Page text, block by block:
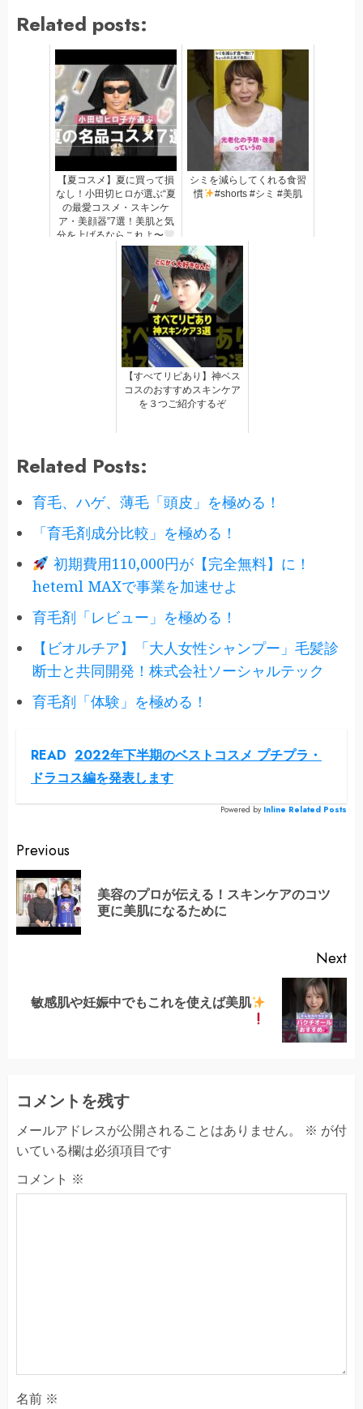
Related posts:
【夏コスメ】夏に買って損
なし！小田切ヒロが選ぶ“夏
の最愛コスメ・スキンケ
ア・美顔器”7選！美肌と気
分を上げるならこれよ〜
シミを減らしてくれる食習
慣
#shorts #シミ #美肌
【すべてリピあり】神ベス
コスのおすすめスキンケア
を３つご紹介するぞ
Related Posts:
育毛、ハゲ、薄毛「頭皮」を極める！
「育毛剤成分比較」を極める！
初期費用110,000円が【完全無料】に！
heteml MAXで事業を加速せよ
育毛剤「レビュー」を極める！
【ビオルチア】「大人女性シャンプー」毛髪診
断士と共同開発！株式会社ソーシャルテック
育毛剤「体験」を極める！
READ 2022年下半期のベストコスメ プチプラ・
ドラコス編を発表します
Powered by Inline Related Posts
Continue
Reading
Previous
美容のプロが伝える！スキンケアのコツ
更に美肌になるために
Next
Next
敏感肌や妊娠中でもこれを使えば美肌
コメントを残す
メールアドレスが公開されることはありません。 ※ が付
いている欄は必須項目です
コメント ※
名前 ※